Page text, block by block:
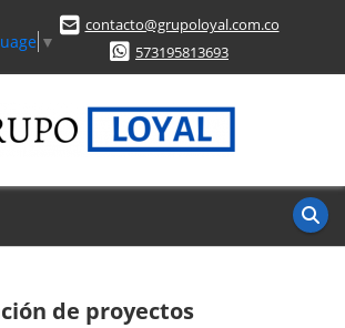
▼
contacto@grupoloyal.com.co
573195813693
de proyectos